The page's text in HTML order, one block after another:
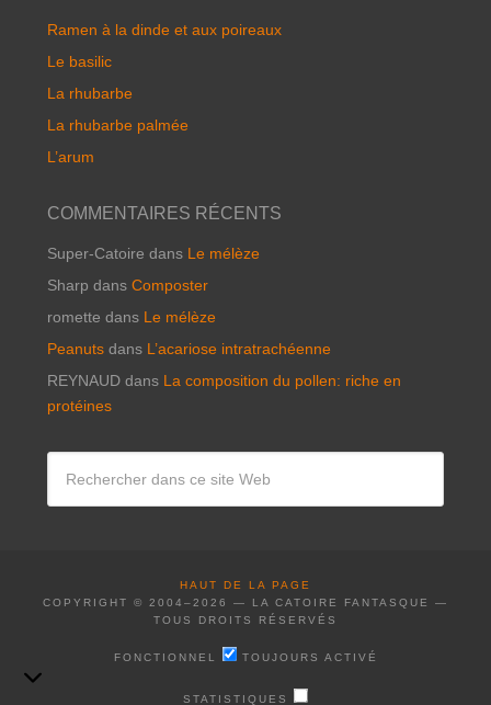
Ramen à la dinde et aux poireaux
Le basilic
La rhubarbe
La rhubarbe palmée
L’arum
COMMENTAIRES RÉCENTS
Super-Catoire dans Le mélèze
Sharp dans Composter
romette dans Le mélèze
Peanutsdans L’acariose intratrachéenne
REYNAUDdans La composition du pollen: riche en
protéines
HAUT DE LA PAGE
COPYRIGHT © 2004–2026 — LA CATOIRE FANTASQUE —
TOUS DROITS RÉSERVÉS
FONCTIONNEL FONCTIONNEL
TOUJOURS ACTIVÉ
STATISTIQUES STATISTIQUES